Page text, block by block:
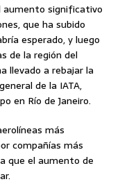
aumento significativo
que ha subido
esperado, y luego
de la región del
llevado a rebajar la
de la IATA,
en Río de Janeiro.
más
compañías más
que el aumento de